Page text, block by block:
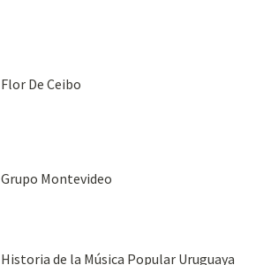
Flor De Ceibo
Grupo Montevideo
Historia de la Música Popular Uruguaya